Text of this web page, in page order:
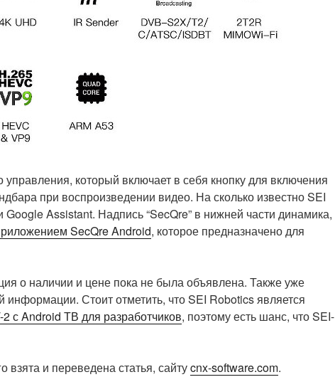
управления, который включает в себя кнопку для включения
при воспроизведении видео. На сколько известно SEI
Assistant. Надпись “SecQre” в нижней части динамика,
SecQre Android, которое предназначено для
о наличии и цене пока не была объявлена. Также уже
информации. Стоит отметить, что SEI Robotics является
с Android ТВ для разработчиков, поэтому есть шанс, что SEI-
взята и переведена статья, сайтуcnx-software.com.